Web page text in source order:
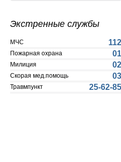
Экстренные службы
МЧС 112
Пожарная охрана 01
Милиция 02
Скорая мед.помощь 03
Травмпункт 25-62-85